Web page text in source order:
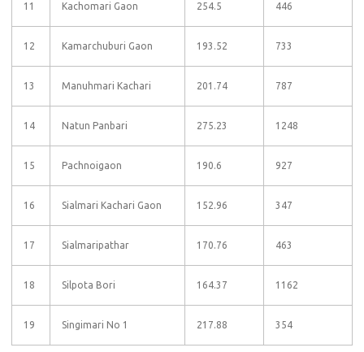
11 Kachomari Gaon 254.5 446
12 Kamarchuburi Gaon 193.52 733
13 Manuhmari Kachari 201.74 787
14 Natun Panbari 275.23 1248
15 Pachnoigaon 190.6 927
16 Sialmari Kachari Gaon 152.96 347
17 Sialmaripathar 170.76 463
18 Silpota Bori 164.37 1162
19 Singimari No 1 217.88 354